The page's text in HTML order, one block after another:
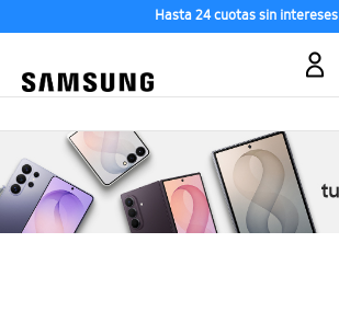
Hasta 24 cuotas sin intereses